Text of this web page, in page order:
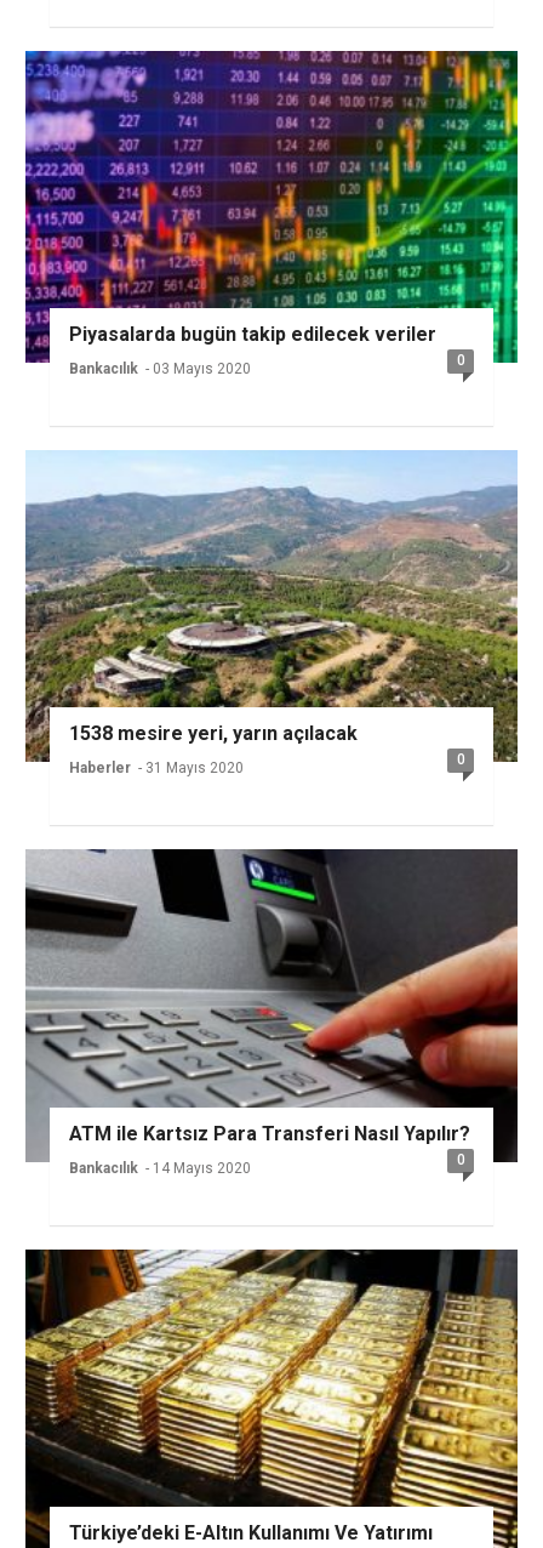
Piyasalarda bugün takip edilecek veriler
Bankacılık - 03 Mayıs 2020 0
1538 mesire yeri, yarın açılacak
Haberler - 31 Mayıs 2020 0
ATM ile Kartsız Para Transferi Nasıl Yapılır?
Bankacılık - 14 Mayıs 2020 0
Türkiye’deki E-Altın Kullanımı Ve Yatırımı